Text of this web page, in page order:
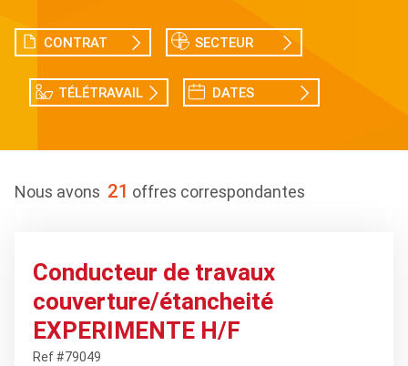
CONTRAT SECTEUR
TÉLÉTRAVAIL DATES
Nous avons 21 offres correspondantes
Conducteur de travaux
couverture/étancheité
EXPERIMENTE H/F
Ref #79049